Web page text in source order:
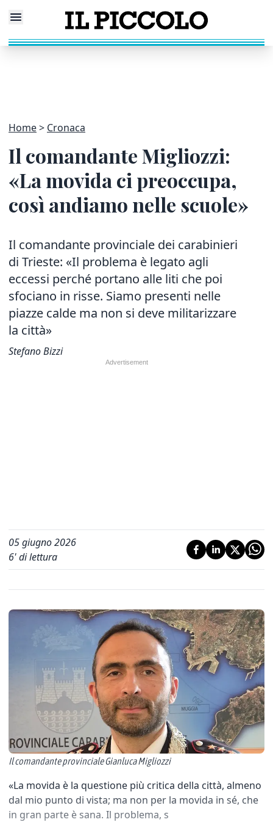
Home Cronaca
Il comandante Migliozzi:
«La movida ci preoccupa,
così andiamo nelle scuole»
Il comandante provinciale dei carabinieri
di Trieste: «Il problema è legato agli
eccessi perché portano alle liti che poi
sfociano in risse. Siamo presenti nelle
piazze calde ma non si deve militarizzare
la città»
Stefano Bizzi
05 giugno 2026
6' di lettura
Il comandante provinciale Gianluca Migliozzi
«La movida è la questione più critica della città, almeno
dal mio punto di vista; ma non per la movida in sé, che
in gran parte è sana. Il problema, s